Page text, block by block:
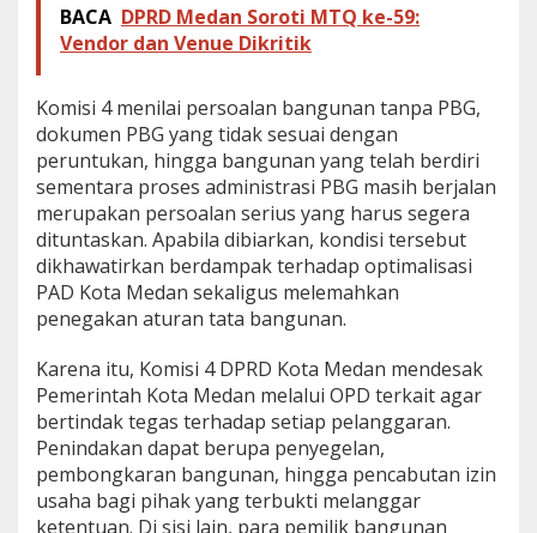
BACA DPRD Medan Soroti MTQ ke-59:
Vendor dan Venue Dikritik
Komisi 4 menilai persoalan bangunan tanpa PBG,
dokumen PBG yang tidak sesuai dengan
peruntukan, hingga bangunan yang telah berdiri
sementara proses administrasi PBG masih berjalan
merupakan persoalan serius yang harus segera
dituntaskan. Apabila dibiarkan, kondisi tersebut
dikhawatirkan berdampak terhadap optimalisasi
PAD Kota Medan sekaligus melemahkan
penegakan aturan tata bangunan.
Karena itu, Komisi 4 DPRD Kota Medan mendesak
Pemerintah Kota Medan melalui OPD terkait agar
bertindak tegas terhadap setiap pelanggaran.
Penindakan dapat berupa penyegelan,
pembongkaran bangunan, hingga pencabutan izin
usaha bagi pihak yang terbukti melanggar
ketentuan. Di sisi lain, para pemilik bangunan